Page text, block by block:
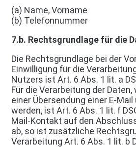
(a) Name, Vorname
(b) Telefonnummer
7.b. Rechtsgrundlage für die
Die Rechtsgrundlage bei der
Einwilligung für die
Nutzers ist Art. 6 Abs. 1 lit. a
Für die Verarbeitung der
einer Übersendung einer E-
werden, ist Art. 6 Abs. 1 lit. f
Mail-Kontakt auf den
ab, so ist zusätzliche
Verarbeitung Art. 6 Abs. 1 lit. b